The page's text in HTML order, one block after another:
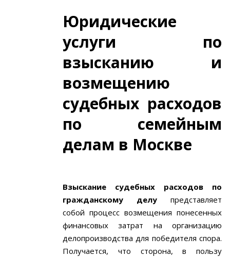
Юридические
услуги по
взысканию и
возмещению
судебных расходов
по семейным
делам в Москве
Взыскание судебных расходов по
гражданскому делу представляет
собой процесс возмещения понесенных
финансовых затрат на организацию
делопроизводства для победителя спора.
Получается, что сторона, в пользу